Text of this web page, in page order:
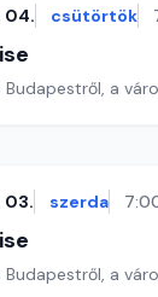
04. csütörtök
a
03. szerda
a